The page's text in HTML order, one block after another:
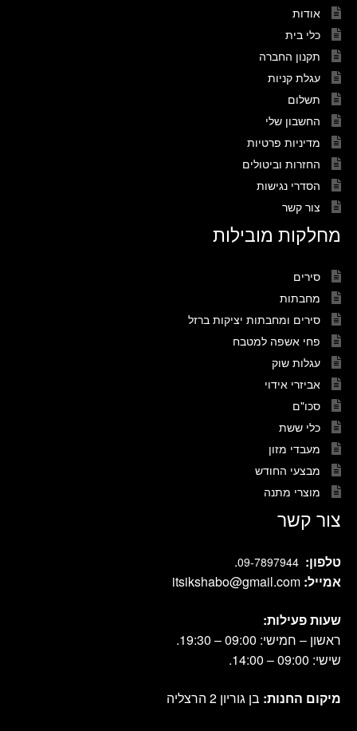
אודות
כלי בית
תקנון החברה
עגלת קניות
תשלום
החשבון שלי
מדיניות פרטיות
החזרות וביטולים
הסדרי נגישות
צור קשר
מחלקות מובילות
סירים
מחבתות
סירים ומחבתות יציקות ברזל
פחי אשפה למטבח
עגלות שוק
אביזרי אידוי
סכו"ם
כלי ששת
מעבדי מזון
מבצעי החודש
מוצרי מתנה
צור קשר
טלפון: 09-7897944
.
אמייל: itsikshabo@gmail.com
שעות פעילות:
ראשון – חמישי: 09:00 – 19:30.
שישי: 09:00 – 14:00.
מיקום החנות: בן גוריון 2 הרצליה